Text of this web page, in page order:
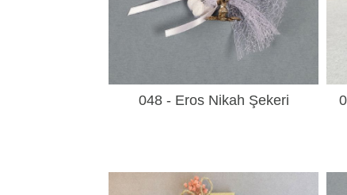
048 - Eros Nikah Şekeri